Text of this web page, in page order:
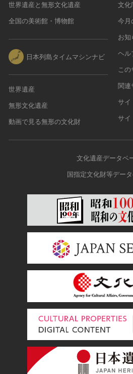
世界遺産と無形文化遺産
全国の美術館・博物館
日本列島タイムマシンナビ
世界遺産
無形文化遺産
動画で見る無形の文化財
文化
今月
お知
ヘル
こ
関連
サイ
サイ
文化遺産データベ
国指定文化財等デー